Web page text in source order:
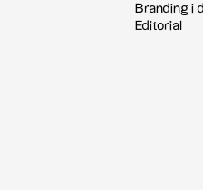
Branding i
Editorial